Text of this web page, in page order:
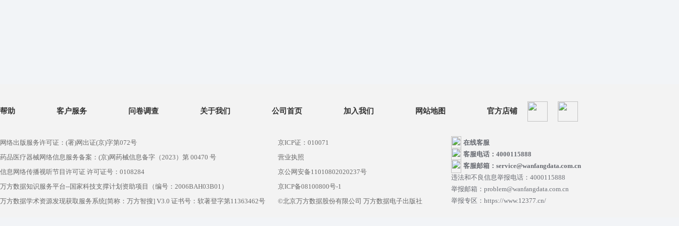
帮助 客户服务 问卷调查 关于我们 公司首页 加入我们 网站地图 官方店铺
网络出版服务许可证：(署)网出证(京)字第072号
药品医疗器械网络信息服务备案：(京)网药械信息备字（2023）第 00470 号
信息网络传播视听节目许可证 许可证号：0108284
万方数据知识服务平台--国家科技支撑计划资助项目（编号：2006BAH03B01）
万方数据学术资源发现获取服务系统[简称：万方智搜] V3.0 证书号：软著登字第11363462号
京ICP证：010071
营业执照
京公网安备11010802020237号
京ICP备08100800号-1
©北京万方数据股份有限公司 万方数据电子出版社
在线客服
客服电话：4000115888
客服邮箱：service@wanfangdata.com.cn
违法和不良信息举报电话：4000115888
举报邮箱：problem@wanfangdata.com.cn
举报专区：https://www.12377.cn/